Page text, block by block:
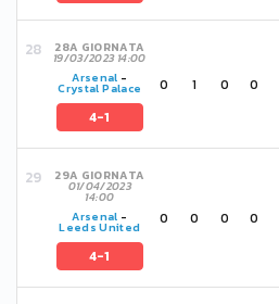
28A GIORNATA
19/03/2023 14:00
Arsenal -
Crystal Palace
4-1
0 1 0 0
29A GIORNATA
01/04/2023
14:00
Arsenal -
Leeds United
4-1
0 0 0 0